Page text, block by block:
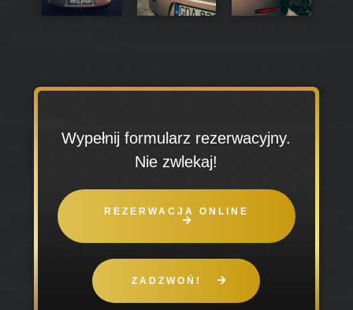
Wypełnij formularz rezerwacyjny.
Nie zwlekaj!
REZERWACJA ONLINE
ZADZWOŃ!